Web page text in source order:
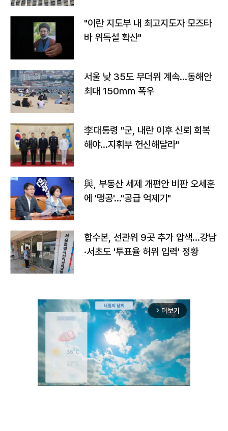
"이란 지도부 내 최고지도자 모즈타
바 위독설 확산"
서울 낮 35도 무더위 계속…동해안
최대 150㎜ 폭우
李대통령 "군, 내란 이후 신뢰 회복
해야…지휘부 헌신해달라"
與, 부동산 세제 개편안 비판 오세훈
에 '맹공'…"공급 억제기"
합수본, 선관위 9곳 추가 압색…강남
·서초도 '투표율 허위 입력' 정황
arrow_forward_ios 더보기